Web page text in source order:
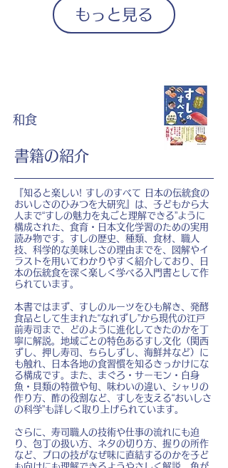
もっと見る
和食
書籍の紹介
『知ると楽しい! すしのすべて 日本の伝統食の
おいしさのひみつを大研究』は、子どもから大
人まで“すしの魅力を丸ごと理解できる”ように
構成された、食育・日本文化学習のための実用
読み物です。すしの歴史、種類、食材、職人
技、科学的な美味しさの理由までを、図解やイ
ラストを用いてわかりやすく紹介しており、日
本の伝統食を深く楽しく学べる入門書として作
られています。
本書ではまず、すしのルーツをひも解き、発酵
食品として生まれた“なれずし”から現代の江戸
前寿司まで、どのように進化してきたのかを丁
寧に解説。地域ごとの特色あるすし文化（関西
ずし、押し寿司、ちらしずし、海鮮丼など）に
も触れ、日本各地の食習慣を知るきっかけにな
る構成です。また、まぐろ・サーモン・白身
魚・貝類の特徴や旬、味わいの違い、シャリの
作り方、酢の役割など、すしを支える“おいしさ
の科学”も詳しく取り上げられています。
さらに、寿司職人の技術や仕事の流れにも迫
り、包丁の扱い方、ネタの切り方、握りの所作
など、プロの技がなぜ味に直結するのかを子ど